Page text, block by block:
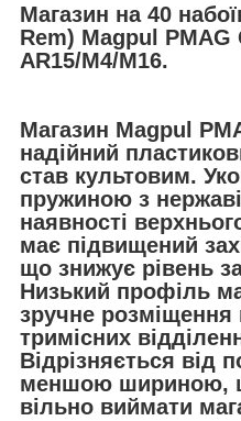
Магазин на 40
Rem) Magpul
AR15/M4/М16.
Магазин Magpul
надійний
став культовим.
пружиною з
наявності
має підвищений
що знижує рівень
Низький профіль
зручне розміщення
тримісних
Відрізняється від
меншою шириною,
вільно виймати